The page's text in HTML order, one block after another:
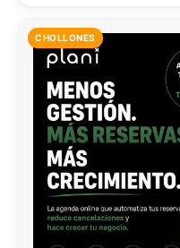
CHOLLONES